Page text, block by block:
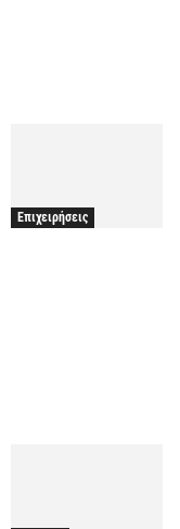
Επιχειρήσεις